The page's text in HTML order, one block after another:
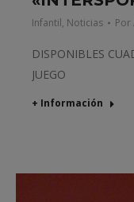
Infantil, Noticias Por
DISPONIBLES
JUEGO
+ Información